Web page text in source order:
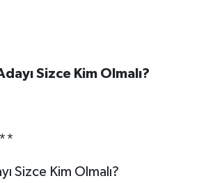
Sizce Kim Olmalı?
Sizce Kim Olmalı?